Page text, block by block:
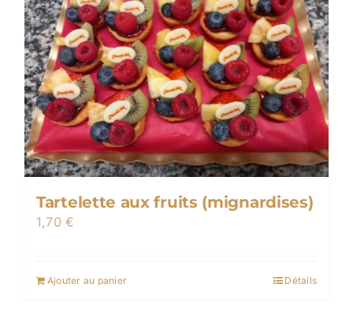
Tartelette aux fruits (mignardises)
1,70€
Ajouter au panier Détails